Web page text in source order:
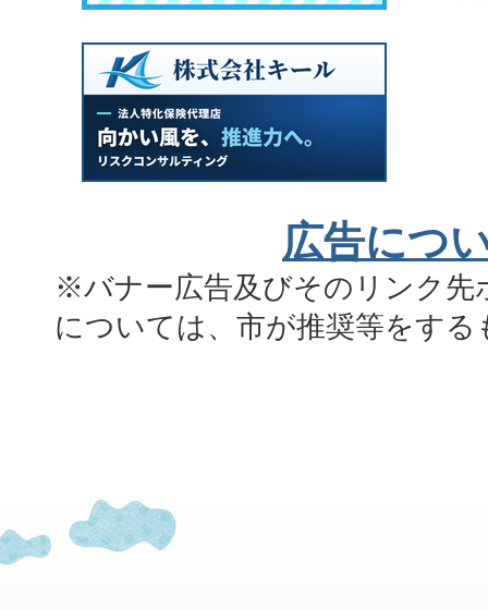
広告につ
※バナー広告及びそのリンク先
については、市が推奨等をす